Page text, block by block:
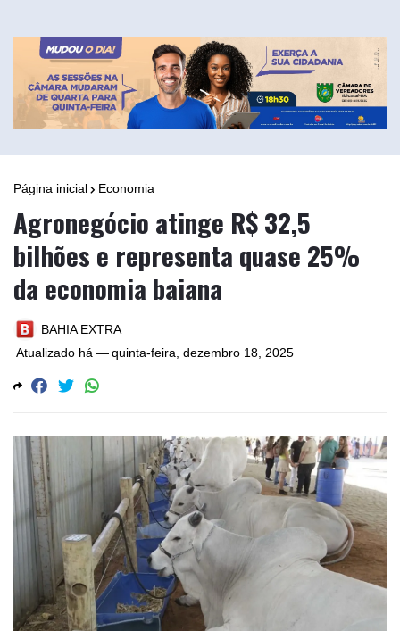
Página inicial Economia
Agronegócio atinge R$ 32,5
bilhões e representa quase 25%
da economia baiana
BAHIA EXTRA
Atualizado há —quinta-feira, dezembro 18, 2025